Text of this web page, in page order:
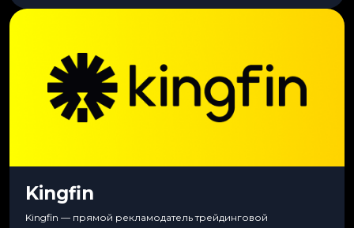
Kingfin
Kingfin — прямой рекламодатель трейдинговой